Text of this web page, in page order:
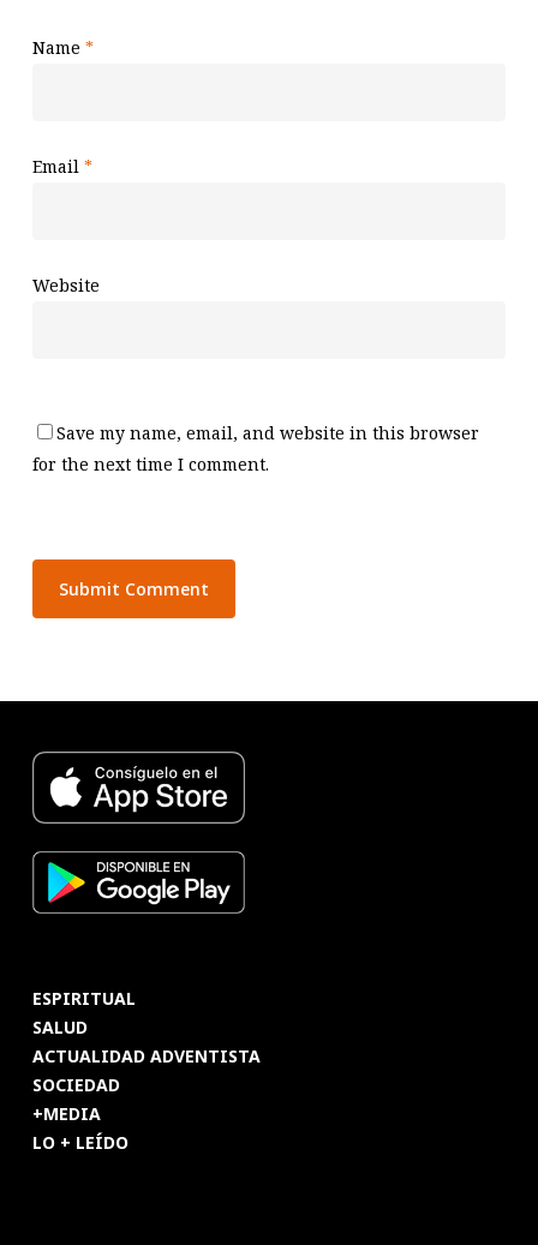
Name *
Email *
Website
Save my name, email, and website in this browser
for the next time I comment.
ESPIRITUAL
SALUD
ACTUALIDAD ADVENTISTA
SOCIEDAD
+MEDIA
LO + LEÍDO